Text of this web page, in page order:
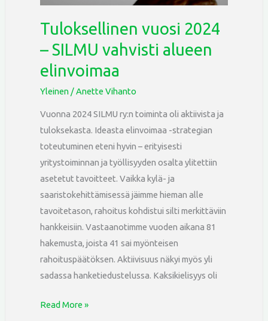
Tuloksellinen vuosi 2024
– SILMU vahvisti alueen
elinvoimaa
Yleinen /Anette Vihanto
Vuonna 2024 SILMU ry:n toiminta oli aktiivista ja
tuloksekasta. Ideasta elinvoimaa -strategian
toteutuminen eteni hyvin – erityisesti
yritystoiminnan ja työllisyyden osalta ylitettiin
asetetut tavoitteet. Vaikka kylä- ja
saaristokehittämisessä jäimme hieman alle
tavoitetason, rahoitus kohdistui silti merkittäviin
hankkeisiin. Vastaanotimme vuoden aikana 81
hakemusta, joista 41 sai myönteisen
rahoituspäätöksen. Aktiivisuus näkyi myös yli
sadassa hanketiedustelussa. Kaksikielisyys oli
Read More »